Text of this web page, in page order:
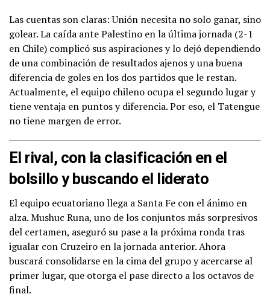
Las cuentas son claras: Unión necesita no solo ganar, sino
golear. La caída ante Palestino en la última jornada (2-1
en Chile) complicó sus aspiraciones y lo dejó dependiendo
de una combinación de resultados ajenos y una buena
diferencia de goles en los dos partidos que le restan.
Actualmente, el equipo chileno ocupa el segundo lugar y
tiene ventaja en puntos y diferencia. Por eso, el Tatengue
no tiene margen de error.
El rival, con la clasificación en el
bolsillo y buscando el liderato
El equipo ecuatoriano llega a Santa Fe con el ánimo en
alza. Mushuc Runa, uno de los conjuntos más sorpresivos
del certamen, aseguró su pase a la próxima ronda tras
igualar con Cruzeiro en la jornada anterior. Ahora
buscará consolidarse en la cima del grupo y acercarse al
primer lugar, que otorga el pase directo a los octavos de
final.